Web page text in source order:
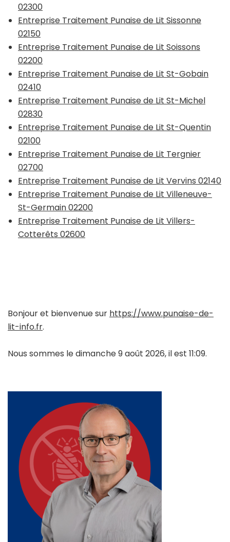
02300
Entreprise Traitement Punaise de Lit Sissonne
02150
Entreprise Traitement Punaise de Lit Soissons
02200
Entreprise Traitement Punaise de Lit St-Gobain
02410
Entreprise Traitement Punaise de Lit St-Michel
02830
Entreprise Traitement Punaise de Lit St-Quentin
02100
Entreprise Traitement Punaise de Lit Tergnier
02700
Entreprise Traitement Punaise de Lit Vervins 02140
Entreprise Traitement Punaise de Lit Villeneuve-
St-Germain 02200
Entreprise Traitement Punaise de Lit Villers-
Cotterêts 02600
Bonjour et bienvenue sur https://www.punaise-de-
lit-info.fr.
Nous sommes le dimanche 9 août 2026, il est 11:09.